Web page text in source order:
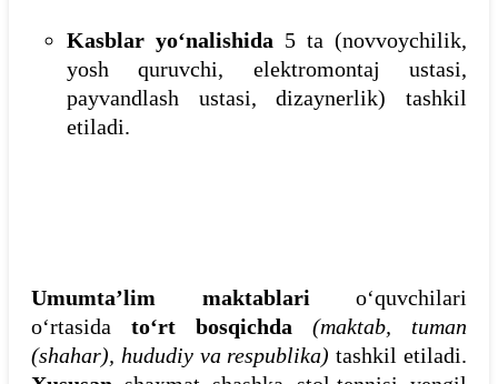
Kasblar yo‘nalishida 5 ta (novvoychilik,
yosh quruvchi, elektromontaj ustasi,
payvandlash ustasi, dizaynerlik) tashkil
etiladi.
Umumta’lim maktablari o‘quvchilari
o‘rtasida to‘rt bosqichda
(maktab, tuman
(shahar), hududiy va respublika)tashkil etiladi.